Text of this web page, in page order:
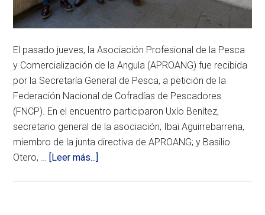
dos
jornadas
dirigidas
profesionales
estudiantes.
El pasado jueves, la Asociación Profesional de la Pesca
y Comercialización de la Angula (APROANG) fue recibida
por la Secretaría General de Pesca, a petición de la
Federación Nacional de Cofradías de Pescadores
(FNCP). En el encuentro participaron Uxío Benítez,
secretario general de la asociación; Ibai Aguirrebarrena,
miembro de la junta directiva de APROANG; y Basilio
Otero, … [Leer más...]